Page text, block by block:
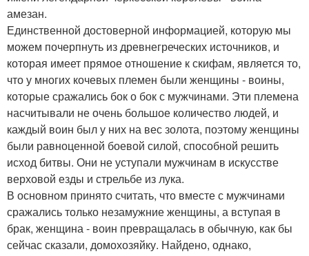
амезан.
Единственной достоверной информацией, которую мы
можем почерпнуть из древнегреческих источников, и
которая имеет прямое отношение к скифам, является то,
что у многих кочевых племен были женщины - воины,
которые сражались бок о бок с мужчинами. Эти племена
насчитывали не очень большое количество людей, и
каждый воин был у них на вес золота, поэтому женщины
были равноценной боевой силой, способной решить
исход битвы. Они не уступали мужчинам в искусстве
верховой езды и стрельбе из лука.
В основном принято считать, что вместе с мужчинами
сражались только незамужние женщины, а вступая в
брак, женщина - воин превращалась в обычную, как бы
сейчас сказали, домохозяйку. Найдено, однако,